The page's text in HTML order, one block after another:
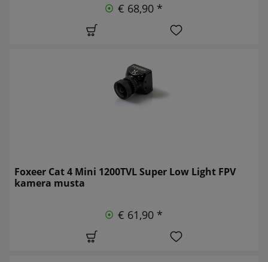
€ 68,90 *
Foxeer Cat 4 Mini 1200TVL Super Low Light FPV
kamera musta
€ 61,90 *